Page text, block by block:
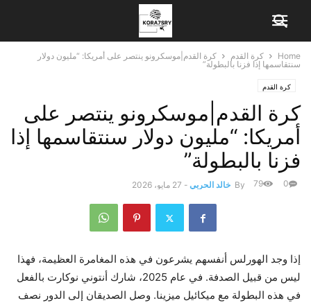
Home كرة القدم
كرة القدم|موسكرونو ينتصر على أمريكا: “مليون دولار
سنتقاسمها إذا فزنا بالبطولة”
كرة القدم
كرة القدم|موسكرونو ينتصر على
أمريكا: “مليون دولار سنتقاسمها إذا
فزنا بالبطولة”
By خالد الحربي - 27 مايو، 2026 0
79
إذا وجد الهورلس أنفسهم يشرعون في هذه المغامرة العظيمة، فهذا
ليس من قبيل الصدفة. في عام 2025، شارك أنتوني نوكارت بالفعل
في هذه البطولة مع ميكائيل ميزينا. وصل الصديقان إلى الدور نصف